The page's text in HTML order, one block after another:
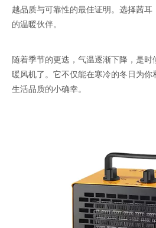
越品质与可靠性的最佳证明。选择茜
的温暖伙伴。
随着季节的更迭，气温逐渐下降，是时
暖风机了。它不仅能在寒冷的冬日为
生活品质的小确幸。